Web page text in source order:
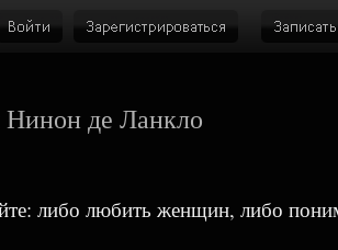
де Ланкло
либо любить женщин, либо